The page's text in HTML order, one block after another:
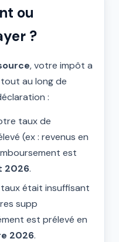
ou
?
, votre impôt a
au long de
:
taux de
(ex : revenus en
est
2026.
était insuffisant
supp
est prélevé en
2026.